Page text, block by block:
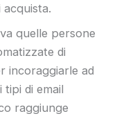
quelle persone
di
incoraggiarle ad
di email
raggiunge